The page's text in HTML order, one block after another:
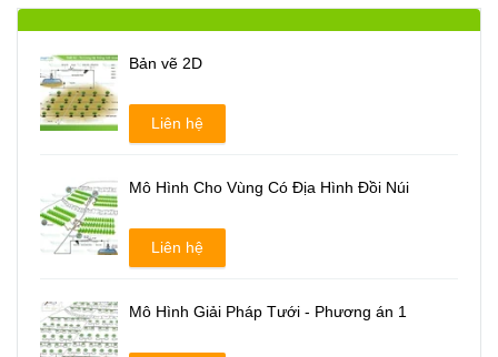
Bản vẽ 2D
Liên hệ
Mô Hình Cho Vùng Có Địa Hình Đồi Núi
Liên hệ
Mô Hình Giải Pháp Tưới - Phương án 1